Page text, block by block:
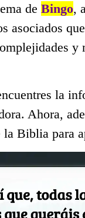
de Bingo,
asociados
y
la
Ahora,
Biblia para